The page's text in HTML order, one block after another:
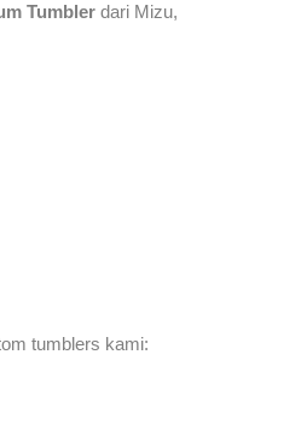
Tumbler dari Mizu,
tumblers kami: